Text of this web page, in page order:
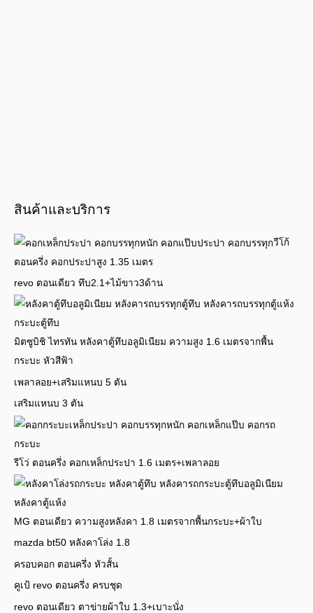
สินค้าและบริการ
วีโก้
ตอนครึ่ง คอกประปาสูง 1.35 เมตร
revo ตอนเดียว ทึบ2.1+ไม้ขาว3ด้าน
มิตซูบิชิ ไทรทัน หลังคาตู้ทึบอลูมิเนียม ความสูง 1.6 เมตรจากพื้น
กระบะ หัวสีฟ้า
เพลาลอย+เสริมแหนบ 5 ตัน
เสริมแหนบ 3 ตัน
รีโว่ ตอนครึ่ง คอกเหล็กประปา 1.6 เมตร+เพลาลอย
MG ตอนเดียว ความสูงหลังคา 1.8 เมตรจากพื้นกระบะ+ผ้าใบ
mazda bt50 หลังคาโล่ง 1.8
ครอบคอก ตอนครึ่ง หัวสั้น
คูเป้ revo ตอนครึ่ง ครบชุด
revo ตอนเดียว ตาข่ายผ้าใบ 1.3+เบาะนั่ง